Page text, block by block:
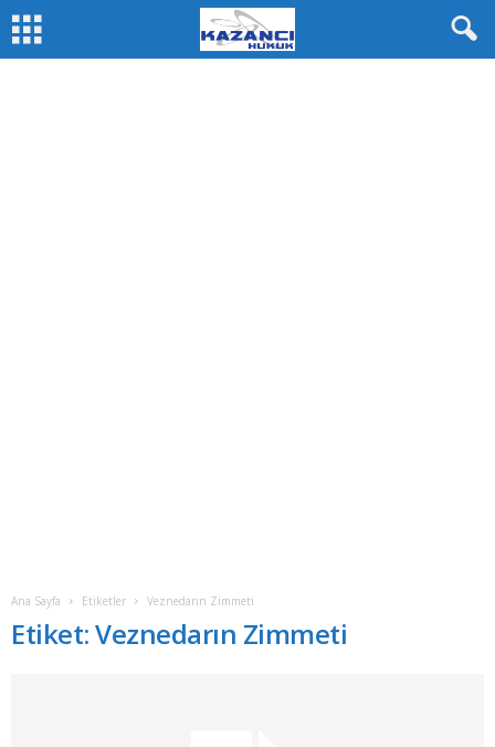
Ana Sayfa Etiketler Veznedarın Zimmeti
Etiket: Veznedarın Zimmeti